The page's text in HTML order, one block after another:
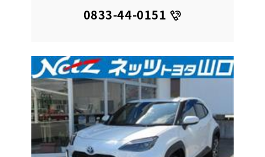
0833-44-0151